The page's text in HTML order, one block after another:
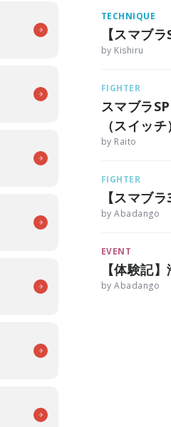
TECHNIQUE
【スマブ
by Kishiru
FIGHTER
スマブラ
（スイッチ
by Raito
FIGHTER
【スマブ
by Abadango
EVENT
【体験記
by Abadango